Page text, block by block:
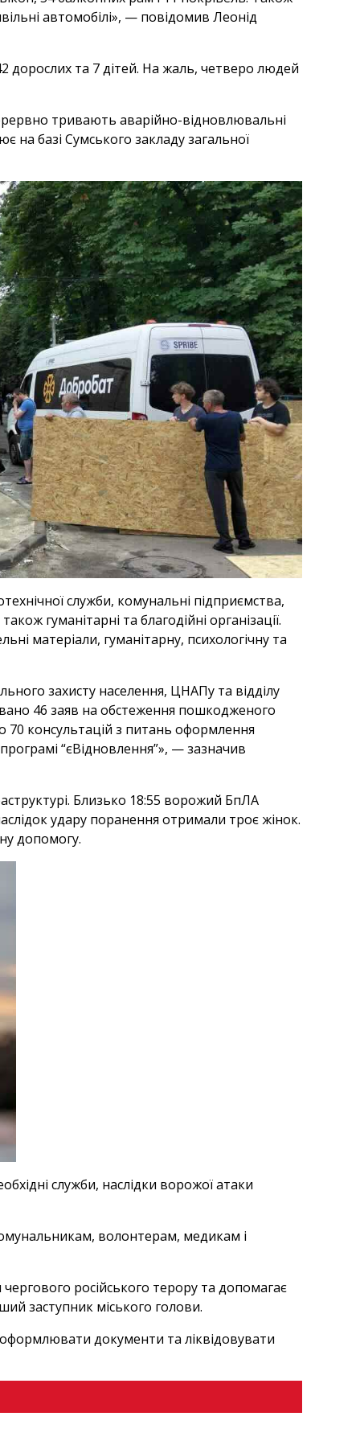
автомобілі», — повідомив Леонід
дорослих та 7 дітей. На жаль, четверо людей
тривають аварійно-відновлювальні
на базі Сумського закладу загальної
служби, комунальні підприємства,
гуманітарні та благодійні організації.
матеріали, гуманітарну, психологічну та
захисту населення, ЦНАПу та відділу
46 заяв на обстеження пошкодженого
70 консультацій з питань оформлення
“єВідновлення”», — зазначив
Близько 18:55 ворожий БпЛА
удару поранення отримали троє жінок.
допомогу.
служби, наслідки ворожої атаки
волонтерам, медикам і
російського терору та допомагає
заступник міського голови.
документи та ліквідовувати